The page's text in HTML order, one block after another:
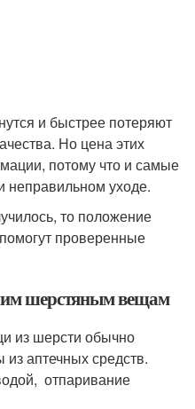
и быстрее потеряют
Но цена этих
потому что и самые
неправильном уходе.
то положение
проверенные
шерстяным вещам
из шерсти обычно
аптечных средств.
отпаривание